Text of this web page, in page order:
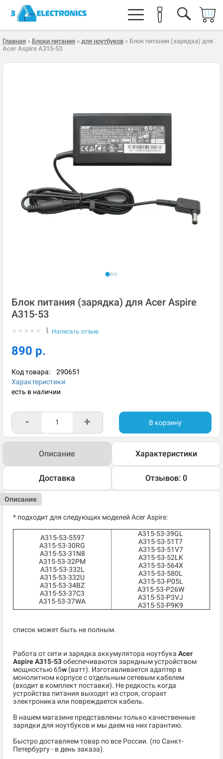
Главная » Блоки питания » для ноутбуков » Блок питания (зарядка) для
Acer Aspire A315-53
Блок питания (зарядка) для Acer Aspire
A315-53
★ ★ ★ ★ ★ | Написать отзыв
890 р.
Код товара: 290651
Характеристики
есть в наличии
- + В корзину
Описание Характеристики
Доставка Отзывов: 0
Описание
* подходит для следующих моделей Acer Aspire:
A315-53-5597
A315-53-30RG
A315-53-31N8
A315-53-32PM
A315-53-332L
A315-53-332U
A315-53-34BZ
A315-53-37C3
A315-53-37WA
A315-53-39GL
A315-53-51T7
A315-53-51V7
A315-53-52LK
A315-53-564X
A315-53-580L
A315-53-P05L
A315-53-P26W
A315-53-P3VJ
A315-53-P9K9
список может быть не полным.
Работа от сети и зарядка аккумулятора ноутбука Acer
Aspire A315-53обеспечиваются зарядным устройством
мощностью 65w (ватт). Изготавливается адаптер в
монолитном корпусе с отдельным сетевым кабелем
(входит в комплект поставки). Не редкость когда
устройства питания выходят из строя, сгорает
электроника или повреждается кабель.
В нашем магазине представлены только качественные
зарядки для ноутбуков и мы даем на них гарантию.
Быстро доставляем товар по все России. (по Санкт-
Петербургу - в день заказа).